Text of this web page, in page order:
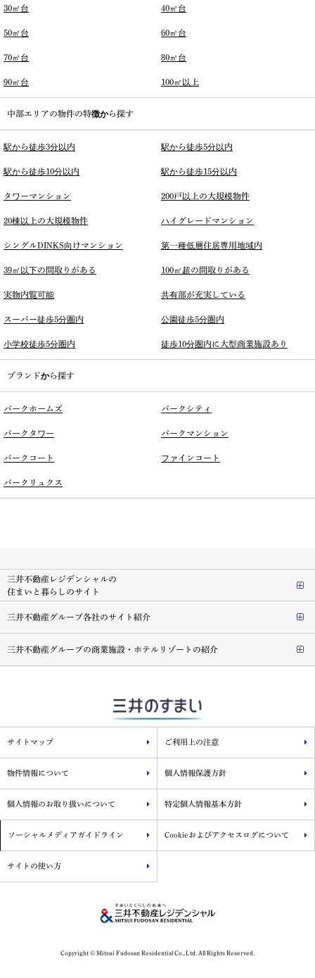
30㎡台 40㎡台
50㎡台 60㎡台
70㎡台 80㎡台
90㎡台 100㎡以上
中部エリアの物件の特徴から探す
駅から徒歩3分以内 駅から徒歩5分以内
駅から徒歩10分以内 駅から徒歩15分以内
タワーマンション 200戸以上の大規模物件
20棟以上の大規模物件 ハイグレードマンション
シングルDINKS向けマンション 第一種低層住居専用地域内
39㎡以下の間取りがある 100㎡超の間取りがある
実物内覧可能 共有部が充実している
スーパー徒歩5分圏内 公園徒歩5分圏内
小学校徒歩5分圏内 徒歩10分圏内に大型商業施設あり
ブランドから探す
パークホームズ パークシティ
パークタワー パークマンション
パークコート ファインコート
パークリュクス
三井不動産レジデンシャルの
住まいと暮らしのサイト
三井不動産グループ各社のサイト紹介
三井不動産グループの商業施設・ホテルリゾートの紹介
サイトマップ ご利用上の注意
物件情報について 個人情報保護方針
個人情報のお取り扱いについて 特定個人情報基本方針
ソーシャルメディアガイドライン Cookieおよびアクセスログについて
サイトの使い方
Copyright © Mitsui Fudosan Residential Co.,Ltd. All Rights Reserved.